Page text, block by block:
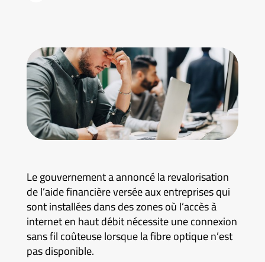
Le gouvernement a annoncé la revalorisation
de l’aide financière versée aux entreprises qui
sont installées dans des zones où l’accès à
internet en haut débit nécessite une connexion
sans fil coûteuse lorsque la fibre optique n’est
pas disponible.